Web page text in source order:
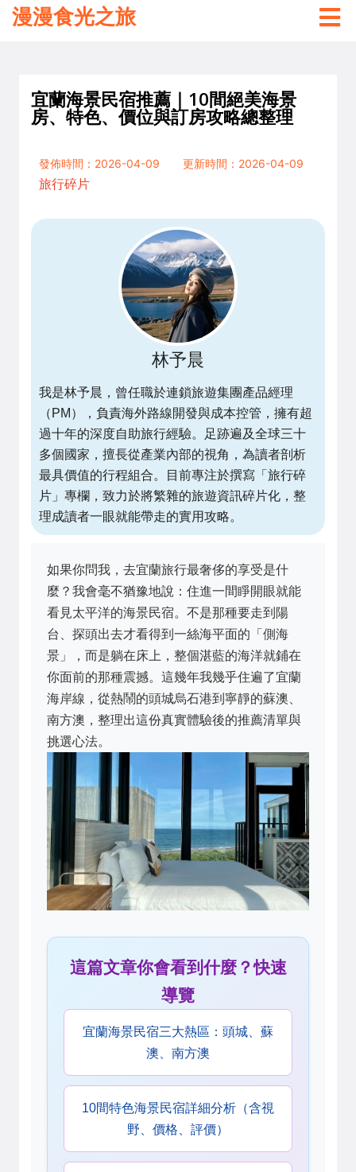
漫漫食光之旅
宜蘭海景民宿推薦｜10間絕美海景
房、特色、價位與訂房攻略總整理
發佈時間：2026-04-09
更新時間：2026-04-09
旅行碎片
林予晨
我是林予晨，曾任職於連鎖旅遊集團產品經理
（PM），負責海外路線開發與成本控管，擁有超
過十年的深度自助旅行經驗。足跡遍及全球三十
多個國家，擅長從產業內部的視角，為讀者剖析
最具價值的行程組合。目前專注於撰寫「旅行碎
片」專欄，致力於將繁雜的旅遊資訊碎片化，整
理成讀者一眼就能帶走的實用攻略。
如果你問我，去宜蘭旅行最奢侈的享受是什
麼？我會毫不猶豫地說：住進一間睜開眼就能
看見太平洋的海景民宿。不是那種要走到陽
台、探頭出去才看得到一絲海平面的「側海
景」，而是躺在床上，整個湛藍的海洋就鋪在
你面前的那種震撼。這幾年我幾乎住遍了宜蘭
海岸線，從熱鬧的頭城烏石港到寧靜的蘇澳、
南方澳，整理出這份真實體驗後的推薦清單與
挑選心法。
這篇文章你會看到什麼？快速
導覽
宜蘭海景民宿三大熱區：頭城、蘇
澳、南方澳
10間特色海景民宿詳細分析（含視
野、價格、評價）